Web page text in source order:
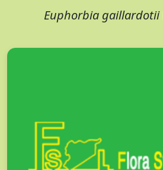
Euphorbia gaillardotii